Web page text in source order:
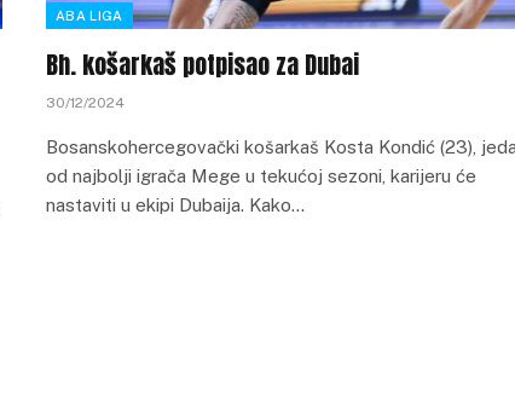
ABA LIGA
Bh. košarkaš potpisao za Dubai
30/12/2024
Bosanskohercegovački košarkaš Kosta Kondić (23),
od najbolji igrača Mege u tekućoj sezoni, karijeru će
nastaviti u ekipi Dubaija. Kako…